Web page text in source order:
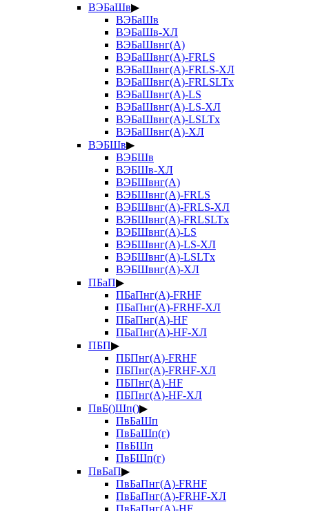
ВЭБаШв▶
ВЭБаШв
ВЭБаШв-ХЛ
ВЭБаШвнг(А)
ВЭБаШвнг(А)-FRLS
ВЭБаШвнг(А)-FRLS-ХЛ
ВЭБаШвнг(А)-FRLSLTx
ВЭБаШвнг(А)-LS
ВЭБаШвнг(А)-LS-ХЛ
ВЭБаШвнг(А)-LSLTx
ВЭБаШвнг(А)-ХЛ
ВЭБШв▶
ВЭБШв
ВЭБШв-ХЛ
ВЭБШвнг(А)
ВЭБШвнг(А)-FRLS
ВЭБШвнг(А)-FRLS-ХЛ
ВЭБШвнг(А)-FRLSLTx
ВЭБШвнг(А)-LS
ВЭБШвнг(А)-LS-ХЛ
ВЭБШвнг(А)-LSLTx
ВЭБШвнг(А)-ХЛ
ПБаП▶
ПБаПнг(А)-FRHF
ПБаПнг(А)-FRHF-ХЛ
ПБаПнг(А)-HF
ПБаПнг(А)-HF-ХЛ
ПБП▶
ПБПнг(А)-FRHF
ПБПнг(А)-FRHF-ХЛ
ПБПнг(А)-HF
ПБПнг(А)-HF-ХЛ
ПвБ()Шп()▶
ПвБаШп
ПвБаШп(г)
ПвБШп
ПвБШп(г)
ПвБаП▶
ПвБаПнг(А)-FRHF
ПвБаПнг(А)-FRHF-ХЛ
ПвБаПнг(А)-HF